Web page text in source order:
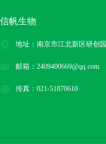
信帆生物
地址：南京市江北新区研创园
邮箱：2409400669@qq.com
传真：021-51870610